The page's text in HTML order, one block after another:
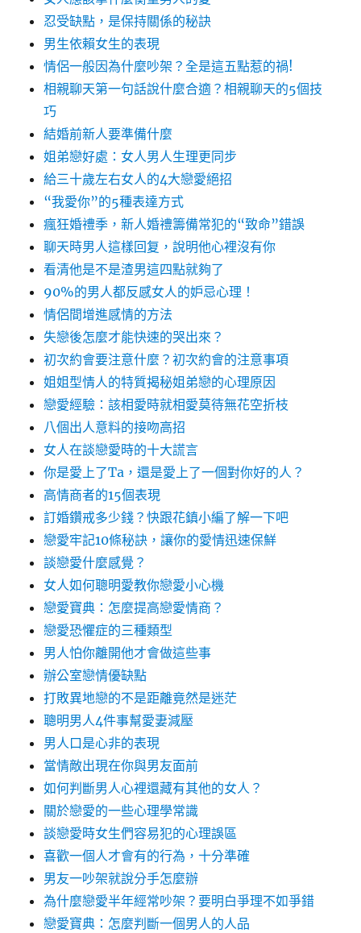
忍受缺點，是保持關係的秘訣
男生依賴女生的表現
情侶一般因為什麼吵架？全是這五點惹的禍!
相親聊天第一句話說什麼合適？相親聊天的5個技
巧
結婚前新人要準備什麼
姐弟戀好處：女人男人生理更同步
給三十歲左右女人的4大戀愛絕招
“我愛你”的5種表達方式
瘋狂婚禮季，新人婚禮籌備常犯的“致命”錯誤
聊天時男人這樣回复，說明他心裡沒有你
看清他是不是渣男這四點就夠了
90%的男人都反感女人的妒忌心理！
情侶間增進感情的方法
失戀後怎麼才能快速的哭出來？
初次約會要注意什麼？初次約會的注意事項
姐姐型情人的特質揭秘姐弟戀的心理原因
戀愛經驗：該相愛時就相愛莫待無花空折枝
八個出人意料的接吻高招
女人在談戀愛時的十大謊言
你是愛上了Ta，還是愛上了一個對你好的人？
高情商者的15個表現
訂婚鑽戒多少錢？快跟花鎮小編了解一下吧
戀愛牢記10條秘訣，讓你的愛情迅速保鮮
談戀愛什麼感覺？
女人如何聰明愛教你戀愛小心機
戀愛寶典：怎麼提高戀愛情商？
戀愛恐懼症的三種類型
男人怕你離開他才會做這些事
辦公室戀情優缺點
打敗異地戀的不是距離竟然是迷茫
聰明男人4件事幫愛妻減壓
男人口是心非的表現
當情敵出現在你與男友面前
如何判斷男人心裡還藏有其他的女人？
關於戀愛的一些心理學常識
談戀愛時女生們容易犯的心理誤區
喜歡一個人才會有的行為，十分準確
男友一吵架就說分手怎麼辦
為什麼戀愛半年經常吵架？要明白爭理不如爭錯
戀愛寶典：怎麼判斷一個男人的人品